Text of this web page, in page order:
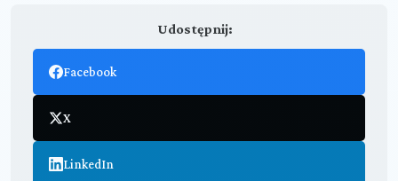
Udostępnij:
Facebook
X
LinkedIn